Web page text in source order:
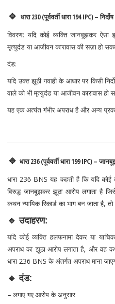
🔹 धारा 230 (पूर्ववर्ती धारा 194 IPC) –
विवरण: यदि कोई व्यक्ति जानबूझकर ऐसा
मृत्युदंड या आजीवन कारावास की सज़ा हो
दंड:
यदि उक्त झूठी गवाही के आधार पर किसी
वाले को भी मृत्युदंड या आजीवन कारावास हो
यह एक अत्यंत गंभीर अपराध है और अन्य
🔹 धारा 236 (पूर्ववर्ती धारा 199 IPC) –
धारा 236 BNS यह कहती है कि यदि कोई
विरुद्ध जानबूझकर झूठा आरोप लगाता है
कथन न्यायिक रिकार्ड का भाग बन जाता है,
🔹 उदाहरण:
यदि कोई व्यक्ति हलफनामा देकर या
अपराध का झूठा आरोप लगाता है, और वह
धारा 236 BNS के अंतर्गत अपराध माना
🔹 दंड:
– लगाए गए आरोप के अनुसार